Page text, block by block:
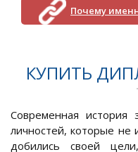
Почему
КУПИТЬ
Современная
личностей, которые
добились своей